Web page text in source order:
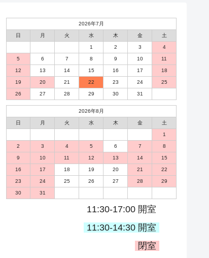
2026年7月
日 月 火 水 木 金 土
1 2 3 4
5 6 7 8 9 10 11
12 13 14 15 16 17 18
19 20 21 22 23 24 25
26 27 28 29 30 31
2026年8月
日 月 火 水 木 金 土
1
2 3 4 5 6 7 8
9 10 11 12 13 14 15
16 17 18 19 20 21 22
23 24 25 26 27 28 29
30 31
11:30-17:00 開室
11:30-14:30 開室
閉室